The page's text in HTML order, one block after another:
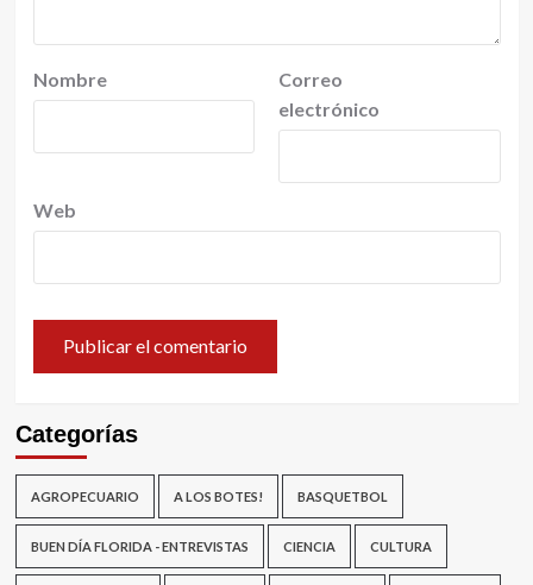
Nombre
Correo
electrónico
Web
Categorías
AGROPECUARIO A LOS BOTES! BASQUETBOL
BUEN DÍA FLORIDA - ENTREVISTAS CIENCIA CULTURA